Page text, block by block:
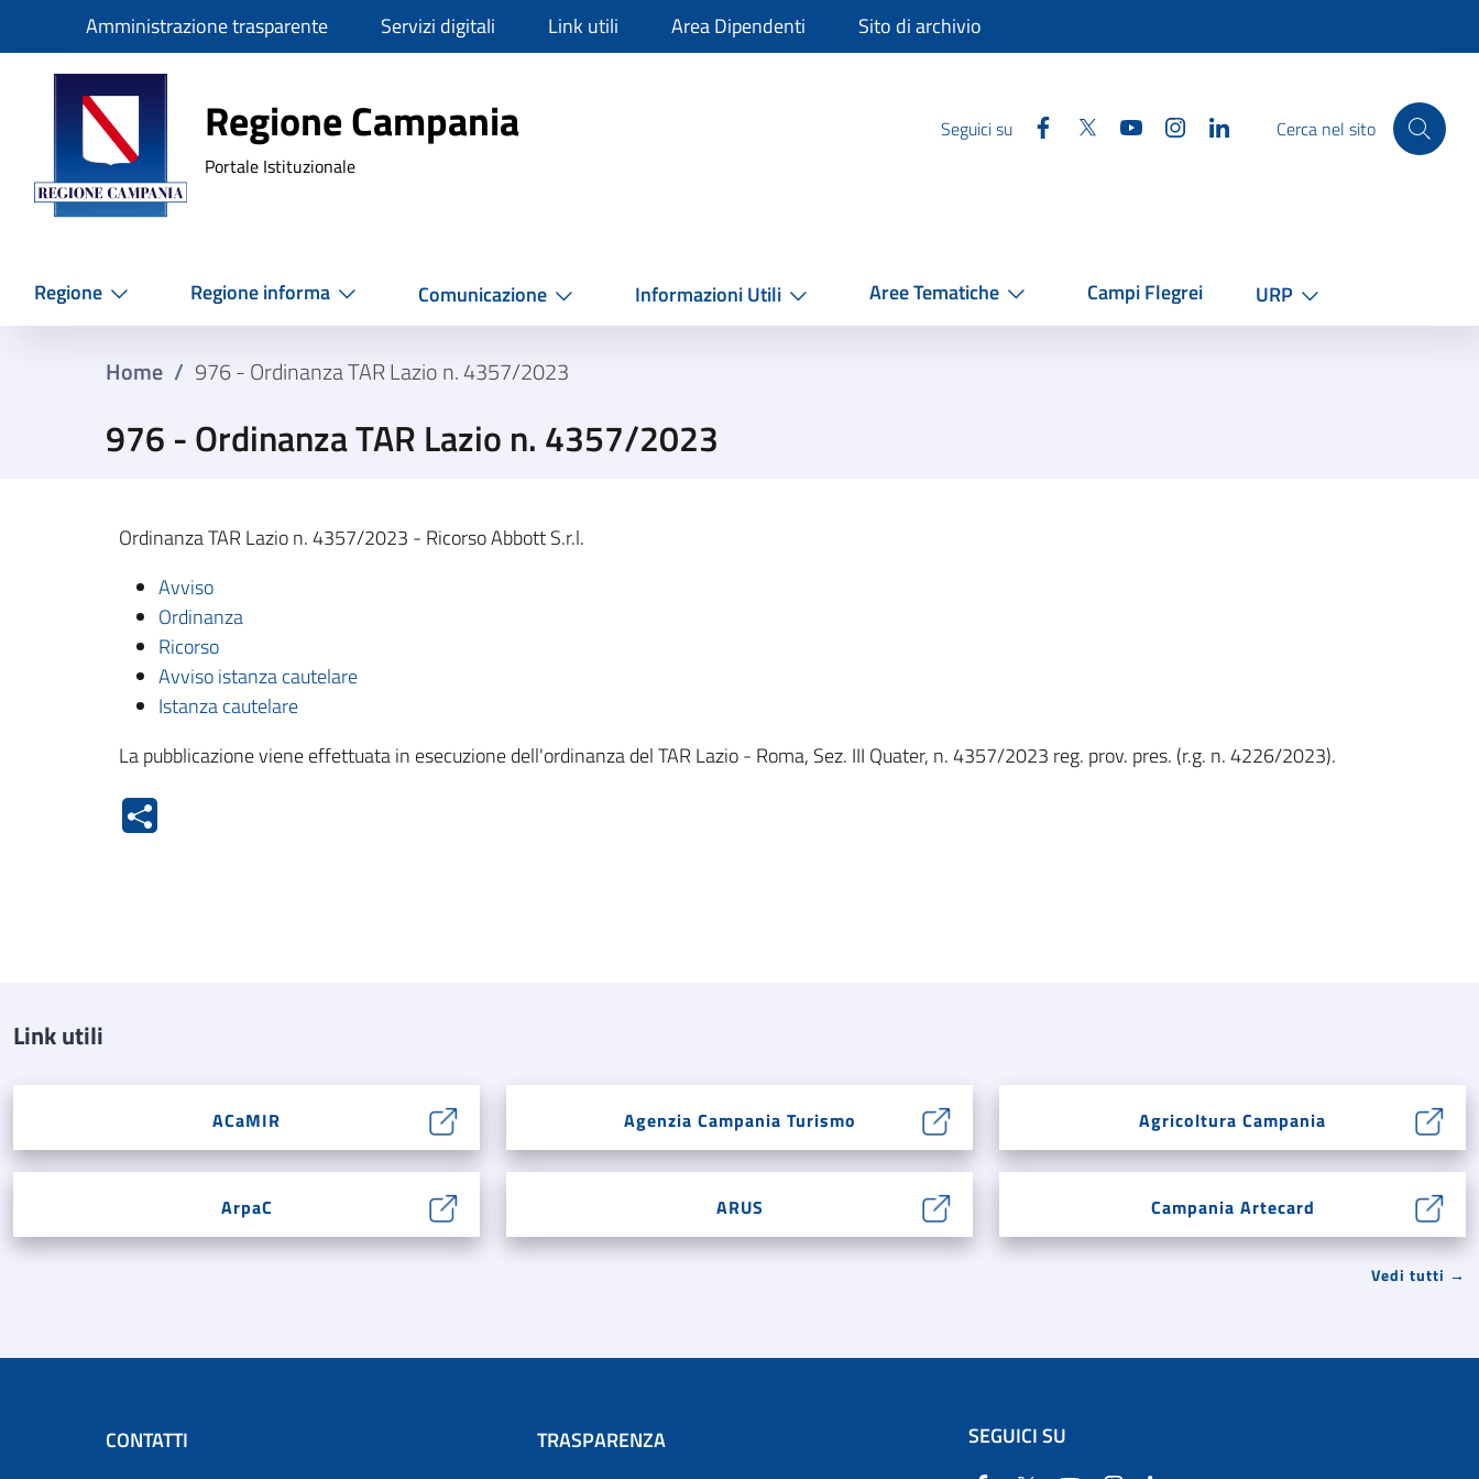
SlimAmministrazione trasparente Servizi digitali Link utili Area Dipendenti Sito di archivio
Regione Campania
Regione Campania
Portale Istituzionale
Seguici su Facebook
Twitter YouTube InstagramLinkedinCerca nel sito
Regione Regione informa Comunicazione Informazioni Utili Aree Tematiche Campi Flegrei URP
Home / 976 - Ordinanza TAR Lazio n. 4357/2023
976 - Ordinanza TAR Lazio n. 4357/2023
Ordinanza TAR Lazio n. 4357/2023 - Ricorso Abbott S.r.l.
Avviso
Ordinanza
Ricorso
Avviso istanza cautelare
Istanza cautelare
La pubblicazione viene effettuata in esecuzione dell'ordinanza del TAR Lazio - Roma, Sez. III Quater, n. 4357/2023 reg. prov. pres. (r.g. n. 4226/2023).
Link utili
ACaMIR Agenzia Campania Turismo Agricoltura Campania
ArpaC ARUS Campania Artecard
Vedi tutti →
CONTATTI TRASPARENZA
SEGUICI SU